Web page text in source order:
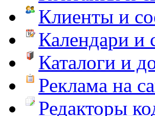
Клиенты и
Календари и
Каталоги и
Реклама на
Редакторы